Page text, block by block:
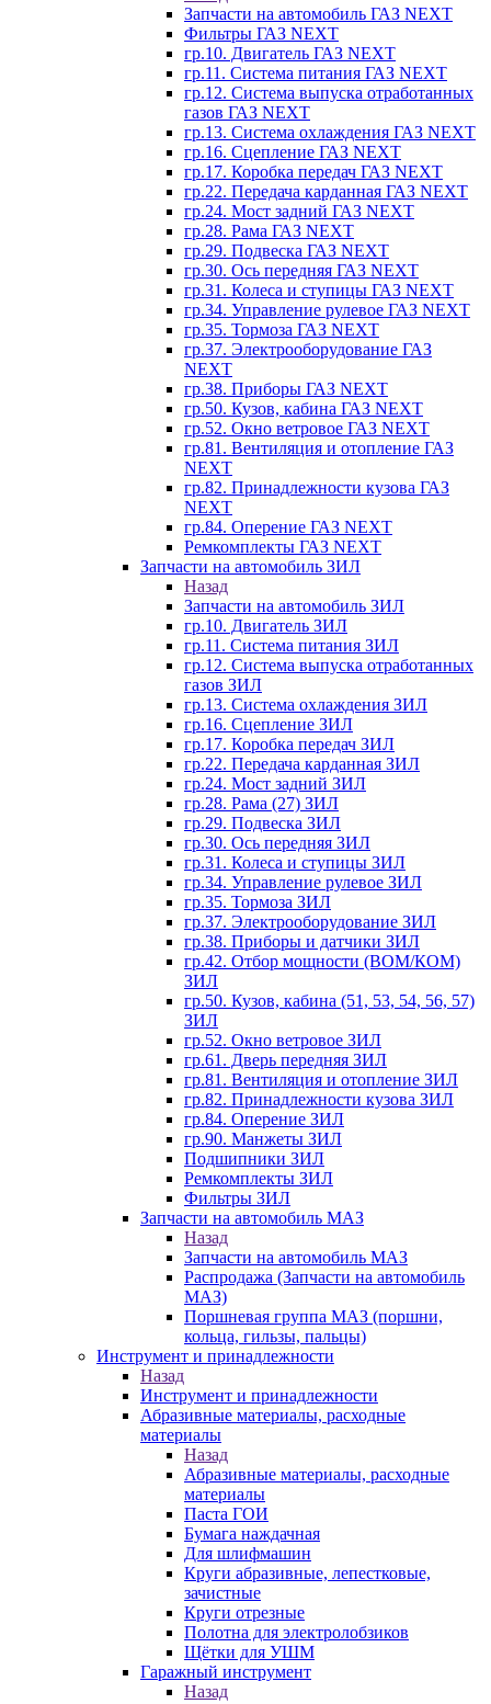
Запчасти на автомобиль ГАЗ NEXT
Фильтры ГАЗ NEXT
гр.10. Двигатель ГАЗ NEXT
гр.11. Система питания ГАЗ NEXT
гр.12. Система выпуска отработанных
газов ГАЗ NEXT
гр.13. Система охлаждения ГАЗ NEXT
гр.16. Сцепление ГАЗ NEXT
гр.17. Коробка передач ГАЗ NEXT
гр.22. Передача карданная ГАЗ NEXT
гр.24. Мост задний ГАЗ NEXT
гр.28. Рама ГАЗ NEXT
гр.29. Подвеска ГАЗ NEXT
гр.30. Ось передняя ГАЗ NEXT
гр.31. Колеса и ступицы ГАЗ NEXT
гр.34. Управление рулевое ГАЗ NEXT
гр.35. Тормоза ГАЗ NEXT
гр.37. Электрооборудование ГАЗ
NEXT
гр.38. Приборы ГАЗ NEXT
гр.50. Кузов, кабина ГАЗ NEXT
гр.52. Окно ветровое ГАЗ NEXT
гр.81. Вентиляция и отопление ГАЗ
NEXT
гр.82. Принадлежности кузова ГАЗ
NEXT
гр.84. Оперение ГАЗ NEXT
Ремкомплекты ГАЗ NEXT
Запчасти на автомобиль ЗИЛ
Назад
Запчасти на автомобиль ЗИЛ
гр.10. Двигатель ЗИЛ
гр.11. Система питания ЗИЛ
гр.12. Система выпуска отработанных
газов ЗИЛ
гр.13. Система охлаждения ЗИЛ
гр.16. Сцепление ЗИЛ
гр.17. Коробка передач ЗИЛ
гр.22. Передача карданная ЗИЛ
гр.24. Мост задний ЗИЛ
гр.28. Рама (27) ЗИЛ
гр.29. Подвеска ЗИЛ
гр.30. Ось передняя ЗИЛ
гр.31. Колеса и ступицы ЗИЛ
гр.34. Управление рулевое ЗИЛ
гр.35. Тормоза ЗИЛ
гр.37. Электрооборудование ЗИЛ
гр.38. Приборы и датчики ЗИЛ
гр.42. Отбор мощности (ВОМ/КОМ)
ЗИЛ
гр.50. Кузов, кабина (51, 53, 54, 56, 57)
ЗИЛ
гр.52. Окно ветровое ЗИЛ
гр.61. Дверь передняя ЗИЛ
гр.81. Вентиляция и отопление ЗИЛ
гр.82. Принадлежности кузова ЗИЛ
гр.84. Оперение ЗИЛ
гр.90. Манжеты ЗИЛ
Подшипники ЗИЛ
Ремкомплекты ЗИЛ
Фильтры ЗИЛ
Запчасти на автомобиль МАЗ
Назад
Запчасти на автомобиль МАЗ
Распродажа (Запчасти на автомобиль
МАЗ)
Поршневая группа МАЗ (поршни,
кольца, гильзы, пальцы)
Инструмент и принадлежности
Назад
Инструмент и принадлежности
Абразивные материалы, расходные
материалы
Назад
Абразивные материалы, расходные
материалы
Паста ГОИ
Бумага наждачная
Для шлифмашин
Круги абразивные, лепестковые,
зачистные
Круги отрезные
Полотна для электролобзиков
Щётки для УШМ
Гаражный инструмент
Назад